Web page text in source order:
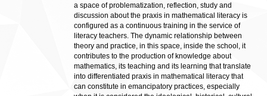
a space of problematization, reflection, study and
discussion about the praxis in mathematical literacy is
configured as a continuous training in the service of
literacy teachers. The dynamic relationship between
theory and practice, in this space, inside the school, it
contributes to the production of knowledge about
mathematics, its teaching and its learning that translate
into differentiated praxis in mathematical literacy that
can constitute in emancipatory practices, especially